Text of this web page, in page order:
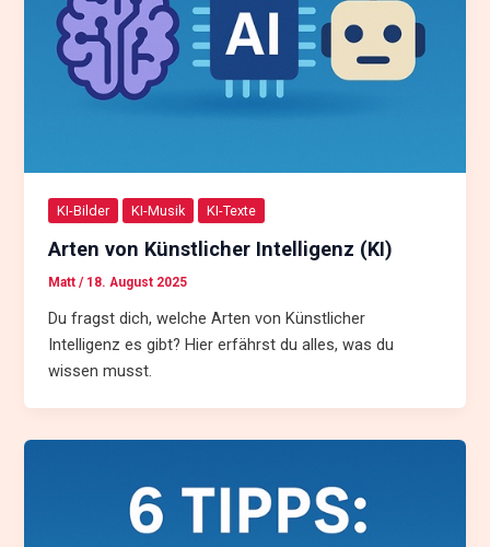
KI-Bilder KI-Musik KI-Texte
Arten von Künstlicher Intelligenz (KI)
Matt/ 18. August 2025
Du fragst dich, welche Arten von Künstlicher
Intelligenz es gibt? Hier erfährst du alles, was du
wissen musst.